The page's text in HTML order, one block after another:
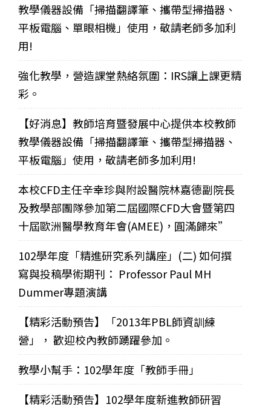
教學儀器設備「掃描翻譯筆、攜帶型掃描器、
平板電腦、單眼相機」使用，敬請老師多加利
用!
強化教學，營造課堂熱絡氛圍：IRS讓上課更精
彩。
【好消息】教師培育暨發展中心提供本校教師
教學儀器設備「掃描翻譯筆、攜帶型掃描器、
平板電腦」使用，敬請老師多加利用!
本校CFD主任辛幸珍與附設醫院林嘉德副院長
及教學部團隊參加第二屆國際CFD大會暨第四
十屆歐洲醫學教育年會(AMEE)，圓滿歸來”
102學年度「精進研究系列講座」(二) 如何撰
寫與投稿學術期刊： Professor Paul MH
Dummer專題演講
【精彩活動預告】「2013年PBL師資訓練
營」， 歡迎校內教師踴躍參加。
教學小幫手：102學年度「教師手冊」
【精彩活動預告】102學年度新進教師研習